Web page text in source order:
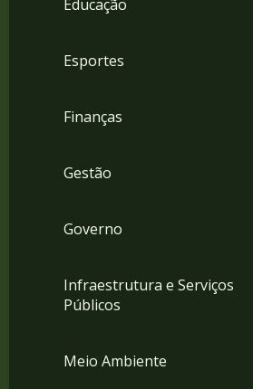
Educação
Esportes
Finanças
Gestão
Governo
Infraestrutura e Serviços
Públicos
Meio Ambiente